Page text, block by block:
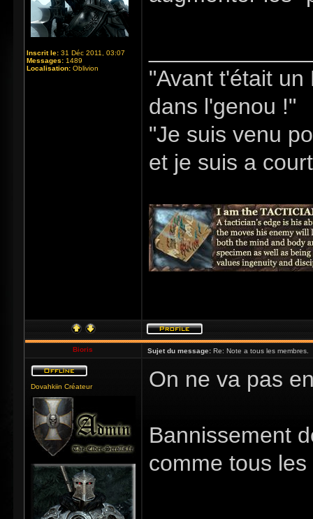
Inscrit le: 31 Déc 2011, 03:07
Messages: 1489
Localisation: Oblivion
"Avant t'était
dans l'genou !"
"Je suis venu
et je suis a
Bioris Sujet du message: Re: Note a tous les membres.
Dovahkiin Créateur On ne va pas
Bannissement
comme tous